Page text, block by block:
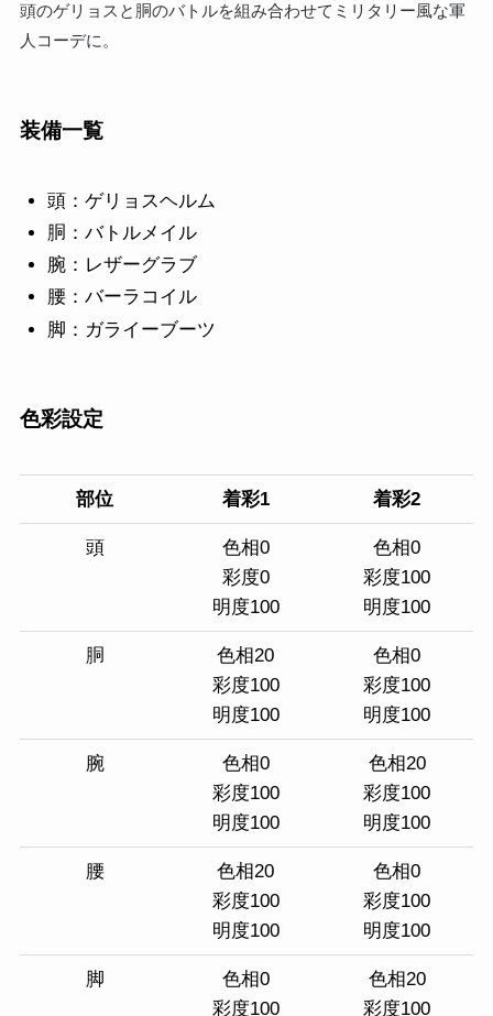
頭のゲリョスと胴のバトルを組み合わせてミリタリー風な軍
人コーデに。
装備一覧
頭：ゲリョスヘルム
胴：バトルメイル
腕：レザーグラブ
腰：バーラコイル
脚：ガライーブーツ
色彩設定
部位 着彩1 着彩2
頭
色相0
彩度0
明度100
色相0
彩度100
明度100
胴
色相20
彩度100
明度100
色相0
彩度100
明度100
腕
色相0
彩度100
明度100
色相20
彩度100
明度100
腰
色相20
彩度100
明度100
色相0
彩度100
明度100
脚
色相0
彩度100
色相20
彩度100